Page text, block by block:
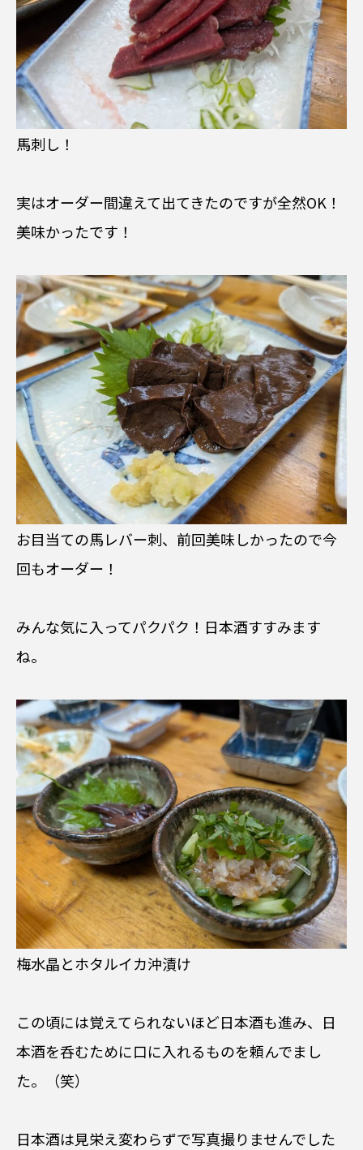
馬刺し！
実はオーダー間違えて出てきたのですが全然OK！
美味かったです！
お目当ての馬レバー刺、前回美味しかったので今
回もオーダー！
みんな気に入ってパクパク！日本酒すすみます
ね。
梅水晶とホタルイカ沖漬け
この頃には覚えてられないほど日本酒も進み、日
本酒を呑むために口に入れるものを頼んでまし
た。（笑）
日本酒は見栄え変わらずで写真撮りませんでした